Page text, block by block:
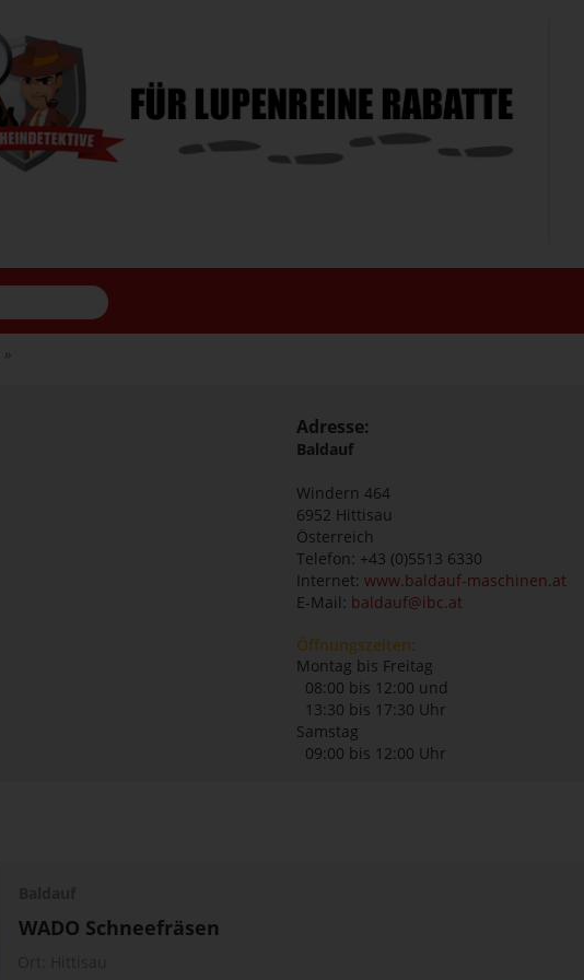
Adresse:
Baldauf
Windern 464
6952 Hittisau
Österreich
Telefon: +43 (0)5513 6330
Internet: www.baldauf-maschinen.at
E-Mail: baldauf@ibc.at
Öffnungszeiten:
Montag bis Freitag
08:00 bis 12:00 und
13:30 bis 17:30 Uhr
Samstag
09:00 bis 12:00 Uhr
WADO Schneefräsen